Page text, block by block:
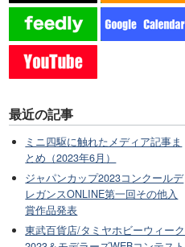
最近の記事
ミニ四駆に触れたメディア記事ま
とめ（2023年6月）
ジャパンカップ2023コンクールデ
レガンスONLINE第一回その他入
賞作品発表
東武百貨店/タミヤホビーウィーク